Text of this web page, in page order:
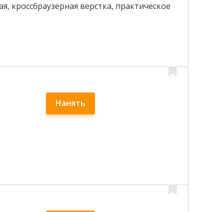
кроссбраузерная верстка, практическое
Нанять